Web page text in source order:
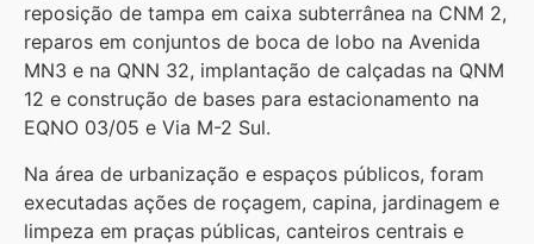
reposição de tampa em caixa subterrânea na CNM 2,
reparos em conjuntos de boca de lobo na Avenida
MN3 e na QNN 32, implantação de calçadas na QNM
12 e construção de bases para estacionamento na
EQNO 03/05 e Via M-2 Sul.
Na área de urbanização e espaços públicos, foram
executadas ações de roçagem, capina, jardinagem e
limpeza em praças públicas, canteiros centrais e